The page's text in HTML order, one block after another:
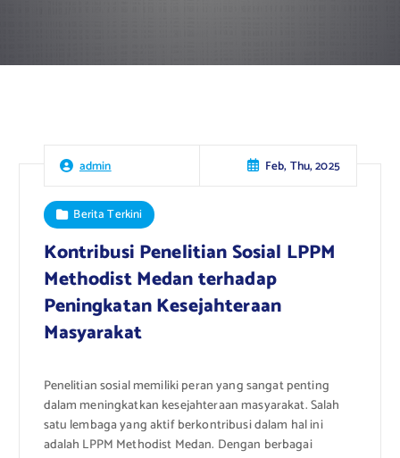
admin Feb, Thu, 2025
Berita Terkini
Kontribusi Penelitian Sosial LPPM
Methodist Medan terhadap
Peningkatan Kesejahteraan
Masyarakat
Penelitian sosial memiliki peran yang sangat penting
dalam meningkatkan kesejahteraan masyarakat. Salah
satu lembaga yang aktif berkontribusi dalam hal ini
adalah LPPM Methodist Medan. Dengan berbagai